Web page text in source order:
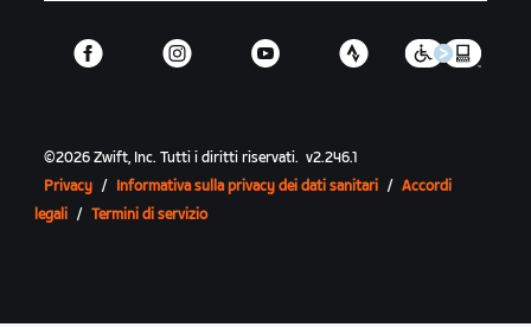
©2026 Zwift, Inc.Tutti i diritti riservati. v2.246.1
Privacy / Informativa sulla privacy dei dati sanitari / Accordi
legali / Termini di servizio